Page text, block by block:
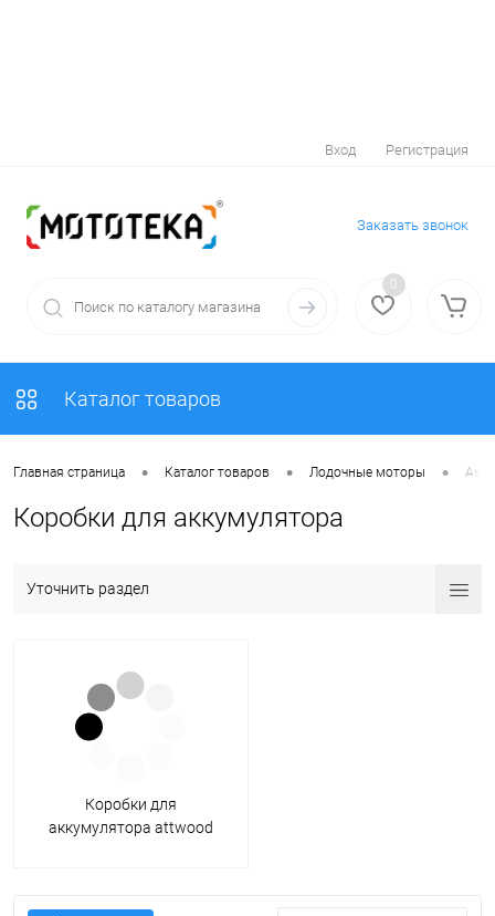
Вход Регистрация
Заказать звонок
0
Каталог товаров
Главная страница • Каталог товаров • Лодочные моторы •
Коробки для аккумулятора
Уточнить раздел
Коробки для
аккумулятора attwood